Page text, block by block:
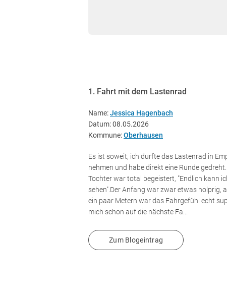
1. Fahrt mit dem Lastenrad
Name:Jessica Hagenbach
Datum: 08.05.2026
Kommune:Oberhausen
Es ist soweit, ich durfte das Lastenrad in
nehmen und habe direkt eine Runde
Tochter war total begeistert, "Endlich kann
sehen".Der Anfang war zwar etwas holprig,
ein paar Metern war das Fahrgefühl echt
mich schon auf die nächste Fa...
Zum Blogeintrag